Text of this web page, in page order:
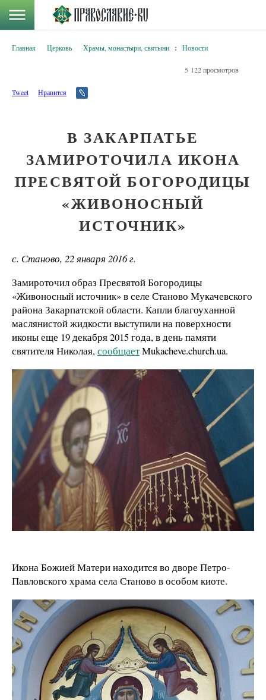
Главная Церковь Храмы, монастыри, святыни : Новости
5 122 просмотров
Tweet Нравится
В ЗАКАРПАТЬЕ
ЗАМИРОТОЧИЛА ИКОНА
ПРЕСВЯТОЙ БОГОРОДИЦЫ
«ЖИВОНОСНЫЙ
ИСТОЧНИК»
с. Станово, 22 января 2016 г.
Замироточил образ Пресвятой Богородицы
«Живоносный источник» в селе Станово Мукачевского
района Закарпатской области. Капли благоуханной
маслянистой жидкости выступили на поверхности
иконы еще 19 декабря 2015 года, в день памяти
святителя Николая,сообщаетMukacheve.church.ua.
Икона Божией Матери находится во дворе Петро-
Павловского храма села Станово в особом киоте.